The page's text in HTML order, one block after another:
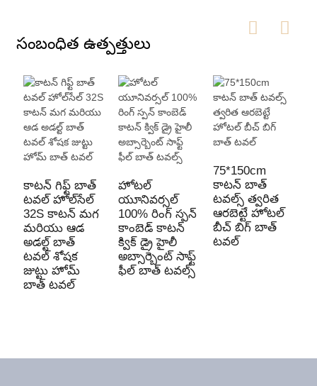
సంబంధిత ఉత్పత్తులు
కాటన్ గిఫ్ట్ బాత్
టవల్ హోల్‌సేల్
32S కాటన్ మగ
మరియు ఆడ
అడల్ట్ బాత్
టవల్ శోషక
జుట్టు హోమ్
బాత్ టవల్
హోటల్
యూనివర్సల్
100% రింగ్ స్పన్
కాంబెడ్ కాటన్
క్విక్ డ్రై హైలీ
అబ్సార్బెంట్ సాఫ్ట్
ఫీల్ బాత్ టవల్స్
75*150cm
కాటన్ బాత్
టవల్స్ త్వరిత
ఆరబెట్టే హోటల్
బీచ్ బిగ్ బాత్
టవల్